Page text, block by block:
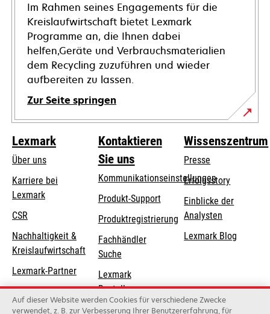
Im Rahmen seines Engagements für die
Kreislaufwirtschaft bietet Lexmark
Programme an, die Ihnen dabei
helfen,Geräte und Verbrauchsmaterialien
dem Recycling zuzuführen und wieder
aufbereiten zu lassen.
Zur Seite springen
Lexmark
Über uns
Karriere bei
Lexmark
CSR
Nachhaltigkeit &
Kreislaufwirtschaft
Lexmark-Partner
Kontaktieren
Sie uns
Kommunikationseinstellungen
wird
in
einer
neuen
Registerkarte
geöffnet
Produkt-Supportwird
einer
neuen
Produktregistrierung
Fachhändler
Suche
Lexmark
Bestellungen
Lexmark
Wissenszentrum
Presse
Erfolgsstory
Einblicke der
Analysten
Lexmark Blog
Auf dieser Website werden Cookies für verschiedene Zwecke
verwendet, z. B. zur Verbesserung Ihrer Benutzererfahrung, für